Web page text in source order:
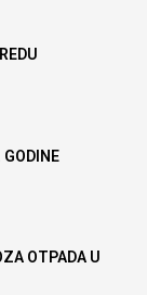
OTPADA U